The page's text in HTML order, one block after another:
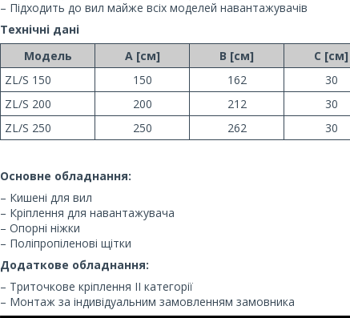
– Підходить до вил майже всіх моделей навантажувачів
Технічні дані
Модель
A [см] B [см] C [см]
ZL/S 150
150 162 30
ZL/S 200
200 212 30
ZL/S 250
250 262 30
Основне обладнання:
– Кишені для вил
– Кріплення для навантажувача
– Опорні ніжки
– Поліпропіленові щітки
Додаткове обладнання:
– Триточкове кріплення II категорії
– Монтаж за індивідуальним замовленням замовника